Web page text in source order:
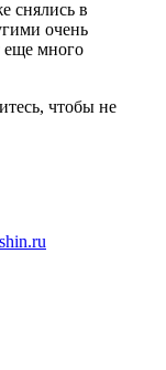
снялись в
очень
еще много
чтобы не